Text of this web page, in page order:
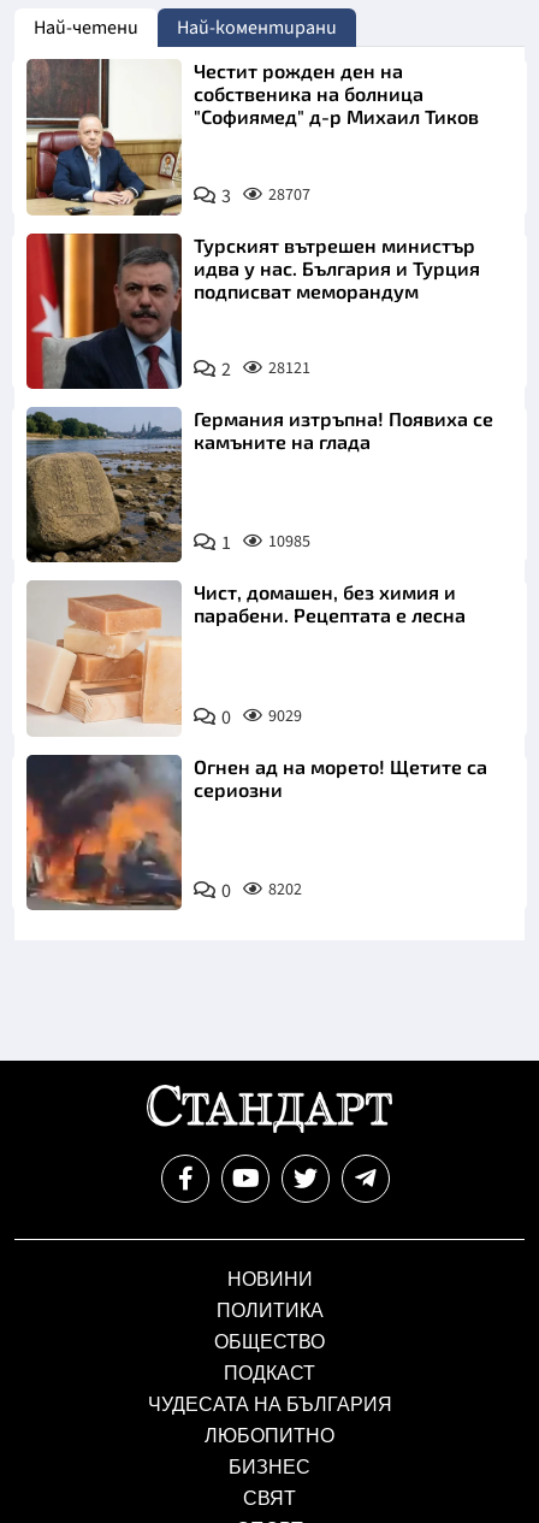
Най-четени Най-коментирани
Честит рожден ден на
собственика на болница
"Софиямед" д-р Михаил Тиков
3 28707
Турският вътрешен министър
идва у нас. България и Турция
подписват меморандум
2 28121
Германия изтръпна! Появиха се
камъните на глада
1 10985
Чист, домашен, без химия и
парабени. Рецептата е лесна
0 9029
Огнен ад на морето! Щетите са
сериозни
0 8202
НОВИНИ
ПОЛИТИКА
ОБЩЕСТВО
ПОДКАСТ
ЧУДЕСАТА НА БЪЛГАРИЯ
ЛЮБОПИТНО
БИЗНЕС
СВЯТ